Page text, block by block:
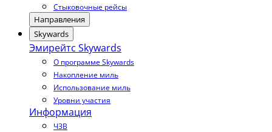
Стыковочные рейсы
Направления
Skywards
Эмирейтс Skywards
О программе Skywards
Накопление миль
Использование миль
Уровни участия
Информация
ЧЗВ